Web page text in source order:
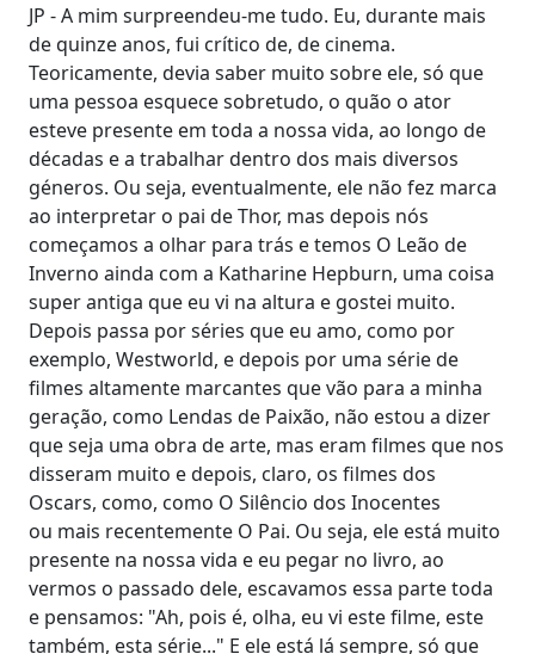
JP - A mim surpreendeu-me tudo. Eu, durante mais
de quinze anos, fui crítico de, de cinema.
Teoricamente, devia saber muito sobre ele, só que
uma pessoa esquece sobretudo, o quão o ator
esteve presente em toda a nossa vida, ao longo de
décadas e a trabalhar dentro dos mais diversos
géneros. Ou seja, eventualmente, ele não fez marca
ao interpretar o pai de Thor, mas depois nós
começamos a olhar para trás e temos O Leão de
Inverno ainda com a Katharine Hepburn, uma coisa
super antiga que eu vi na altura e gostei muito.
Depois passa por séries que eu amo, como por
exemplo, Westworld, e depois por uma série de
filmes altamente marcantes que vão para a minha
geração, como Lendas de Paixão, não estou a dizer
que seja uma obra de arte, mas eram filmes que nos
disseram muito e depois, claro, os filmes dos
Oscars, como, como O Silêncio dos Inocentes
ou mais recentemente O Pai. Ou seja, ele está muito
presente na nossa vida e eu pegar no livro, ao
vermos o passado dele, escavamos essa parte toda
e pensamos: "Ah, pois é, olha, eu vi este filme, este
também, esta série..." E ele está lá sempre, só que